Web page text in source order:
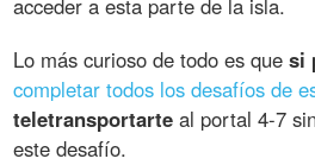
acceder a esta parte de la isla.
Lo más curioso de todo es quesi
completar todos los desafíos de
teletransportarte al portal 4-7
este desafío.